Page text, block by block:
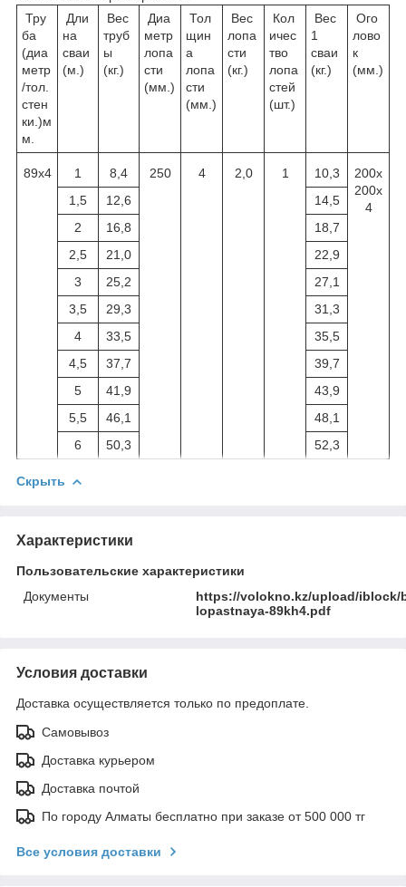
Тру
ба
(диа
метр
/тол.
стен
ки.)м
м.
Дли
на
сваи
(м.)
Вес
труб
ы
(кг.)
Диа
метр
лопа
сти
(мм.)
Тол
щин
а
лопа
сти
(мм.)
Вес
лопа
сти
(кг.)
Кол
ичес
тво
лопа
стей
(шт.)
Вес
1
сваи
(кг.)
Ого
лово
к
(мм.)
89х4 1 8,4 250 4 2,0 1 10,3
200х
200х
4
1,5 12,6
14,5
2
16,8
18,7
2,5
21,0
22,9
3
25,2
27,1
3,5
29,3
31,3
4
33,5
35,5
4,5
37,7
39,7
5
41,9
43,9
5,5
46,1
48,1
6
50,3 52,3
Скрыть
Характеристики
Пользовательские характеристики
Документы
https://volokno.kz/upload/iblock/
lopastnaya-89kh4.pdf
Условия доставки
Доставка осуществляется только по предоплате.
Самовывоз
Доставка курьером
Доставка почтой
По городу Алматы бесплатно при заказе от 500 000 тг
Все условия доставки